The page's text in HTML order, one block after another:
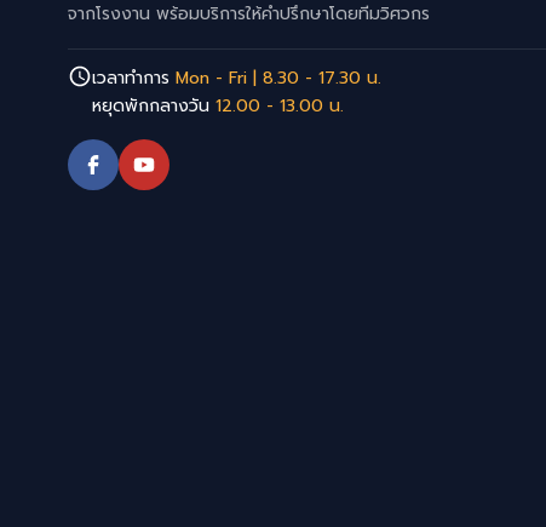
จากโรงงาน พร้อมบริการให้คำปรึกษาโดยทีมวิศวกร
เวลาทำการ Mon - Fri | 8.30 - 17.30 น.
หยุดพักกลางวัน 12.00 - 13.00 น.